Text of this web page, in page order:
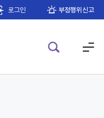
2026-05-22
로그인 부정행위신고